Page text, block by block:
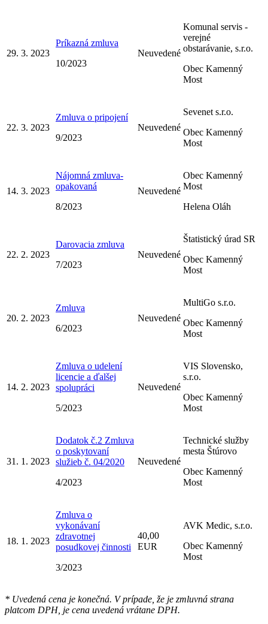
29. 3. 2023
Príkazná zmluva
10/2023
Neuvedené
Komunal servis -
verejné
obstarávanie, s.r.o.
Obec Kamenný
Most
22. 3. 2023
Zmluva o pripojení
9/2023
Neuvedené
Sevenet s.r.o.
Obec Kamenný
Most
14. 3. 2023
Nájomná zmluva-
opakovaná
8/2023
Neuvedené
Obec Kamenný
Most
Helena Oláh
22. 2. 2023
Darovacia zmluva
7/2023
Neuvedené
Štatistický úrad SR
Obec Kamenný
Most
20. 2. 2023
Zmluva
6/2023
Neuvedené
MultiGo s.r.o.
Obec Kamenný
Most
14. 2. 2023
Zmluva o udelení
licencie a ďalšej
spolupráci
5/2023
Neuvedené
VIS Slovensko,
s.r.o.
Obec Kamenný
Most
31. 1. 2023
Dodatok č.2 Zmluva
o poskytovaní
služieb č. 04/2020
4/2023
Neuvedené
Technické služby
mesta Štúrovo
Obec Kamenný
Most
18. 1. 2023
Zmluva o
vykonávaní
zdravotnej
posudkovej činnosti
3/2023
40,00
EUR
AVK Medic, s.r.o.
Obec Kamenný
Most
* Uvedená cena je konečná. V prípade, že je zmluvná strana
platcom DPH, je cena uvedená vrátane DPH.